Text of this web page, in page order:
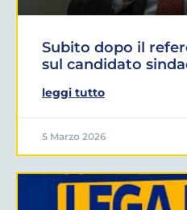
Subito dopo il
sul candidato
leggi tutto
5 Marzo 2026